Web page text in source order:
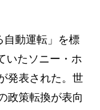
自動運転」を標
いたソニー・ホ
発表された。世
政策転換が表向